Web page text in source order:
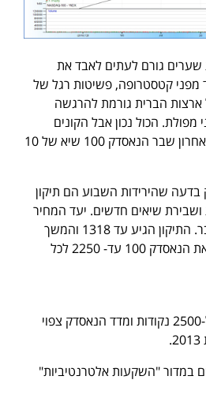
שערים גורם לעתים לאבד את
מפני קטסטרופה, פשיטות רגל של
ארצות הברית גורמת להרגשה
מפולת. הכול נכון אבל הקונים
משום מה נחושים ובגל האחרון שבר הנאסדק 100 שיא של 10
בדעה שהירידות השבוע הם תיקון
ושבירת שיאים חדשים. יעד המחיר
הוא 2700 עד סוף אוקטובר. התיקון הגיע עד 1318 והמשך
תיקון אפשרי יכול להוריד את הנאסדק 100 עד- 2250 לכל
מדד המעוף צפוי להגיע ל-2500 נקודות ומדד הנאסדק צפוי
במדור "השקעות אלטרנטיביות"